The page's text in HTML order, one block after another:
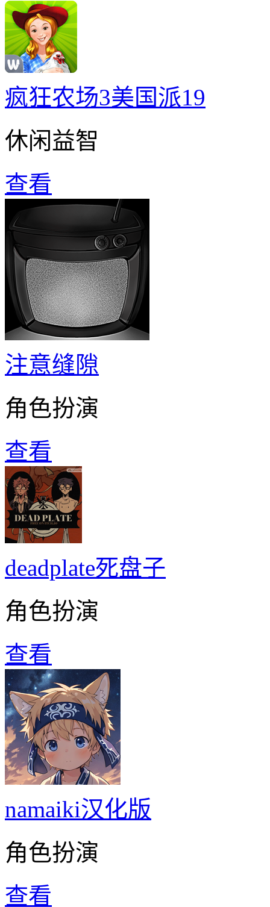
疯狂农场3美国派19
休闲益智
查看
注意缝隙
角色扮演
查看
deadplate死盘子
角色扮演
查看
namaiki汉化版
角色扮演
查看